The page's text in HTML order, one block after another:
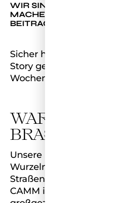
WIR SIND IN BRASILIEN –
MACHEN? DAS ERFAHRT
BEITRAG!
Sicher habt ihr bereits in
Story gesehen was wir in
Wochen geplant haben. Wir
WARUM SIND
BRASILIEN?
Unsere Miss Germany
Wurzeln in Brasilien. Sie
Straßenkinderprojekt ihrer
CAMM in Brasilien geboren